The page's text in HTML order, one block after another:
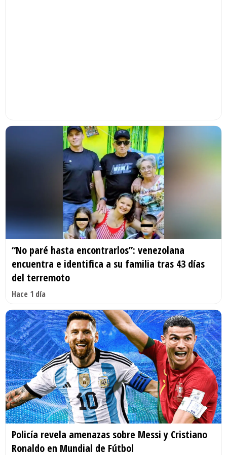
“No paré hasta encontrarlos”: venezolana
encuentra e identifica a su familia tras 43 días
del terremoto
Hace 1 día
Policía revela amenazas sobre Messi y Cristiano
Ronaldo en Mundial de Fútbol